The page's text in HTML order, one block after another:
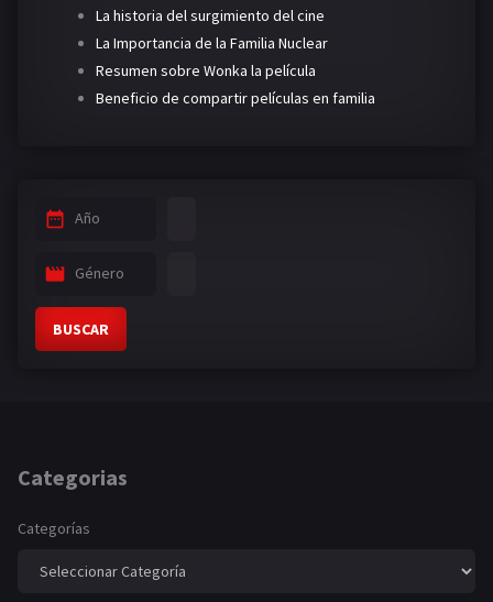
La historia del surgimiento del cine
La Importancia de la Familia Nuclear
Resumen sobre Wonka la película
Beneficio de compartir películas en familia
Año
Género
BUSCAR
Categorias
Categorías